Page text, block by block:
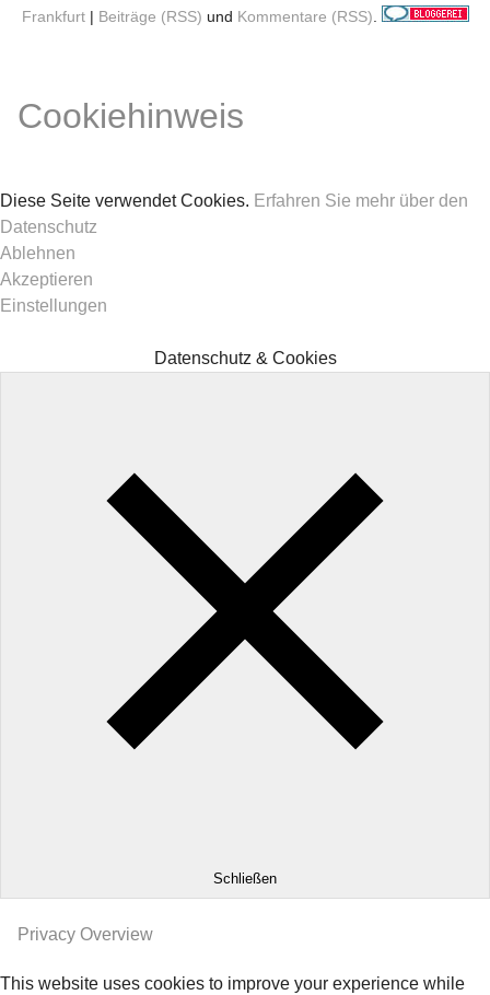
Frankfurt| Beiträge (RSS) und Kommentare (RSS)
Cookiehinweis
Diese Seite verwendet Cookies. Erfahren Sie mehr über den
Datenschutz
Ablehnen
Akzeptieren
Einstellungen
Datenschutz & Cookies
Schließen
Privacy Overview
This website uses cookies to improve your experience while